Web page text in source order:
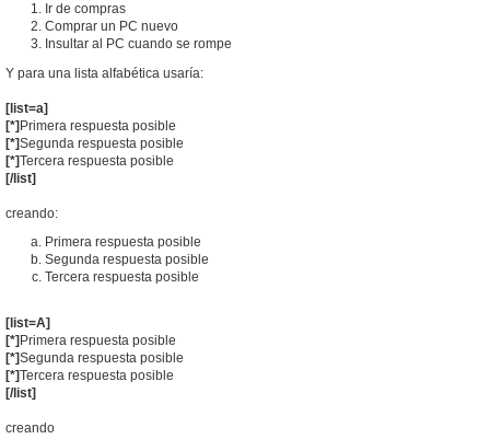
Ir de compras
Comprar un PC nuevo
Insultar al PC cuando se rompe
Y para una lista alfabética usaría:
[list=a]
[*] Primera respuesta posible
[*]Segunda respuesta posible
[*]Tercera respuesta posible
[/list]
creando:
Primera respuesta posible
Segunda respuesta posible
Tercera respuesta posible
[list=A]
[*] Primera respuesta posible
[*]Segunda respuesta posible
[*]Tercera respuesta posible
[/list]
creando